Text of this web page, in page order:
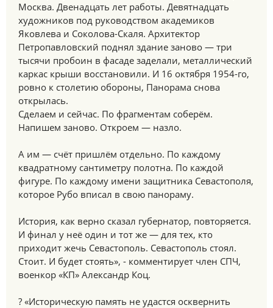
Москва. Двенадцать лет работы. Девятнадцать
художников под руководством академиков
Яковлева и Соколова-Скаля. Архитектор
Петропавловский поднял здание заново — три
тысячи пробоин в фасаде заделали, металлический
каркас крыши восстановили. И 16 октября 1954-го,
ровно к столетию обороны, Панорама снова
открылась.
Сделаем и сейчас. По фрагментам соберём.
Напишем заново. Откроем — назло.
А им — счёт пришлём отдельно. По каждому
квадратному сантиметру полотна. По каждой
фигуре. По каждому имени защитника Севастополя,
которое Рубо вписал в свою панораму.
История, как верно сказал губернатор, повторяется.
И финал у неё один и тот же — для тех, кто
приходит жечь Севастополь. Севастополь стоял.
Стоит. И будет стоять», - комментирует член СПЧ,
военкор «КП» Александр Коц.
? «Историческую память не удастся осквернить